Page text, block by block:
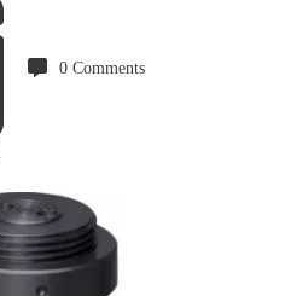
0 Comments